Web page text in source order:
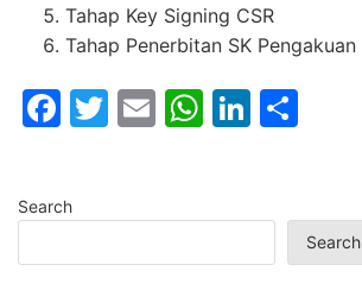
Tahap Key Signing CSR
Tahap Penerbitan SK Pengakuan
F
e
b
T
er
E
l
W
s
A
Li
e
dI
e
Search
Search